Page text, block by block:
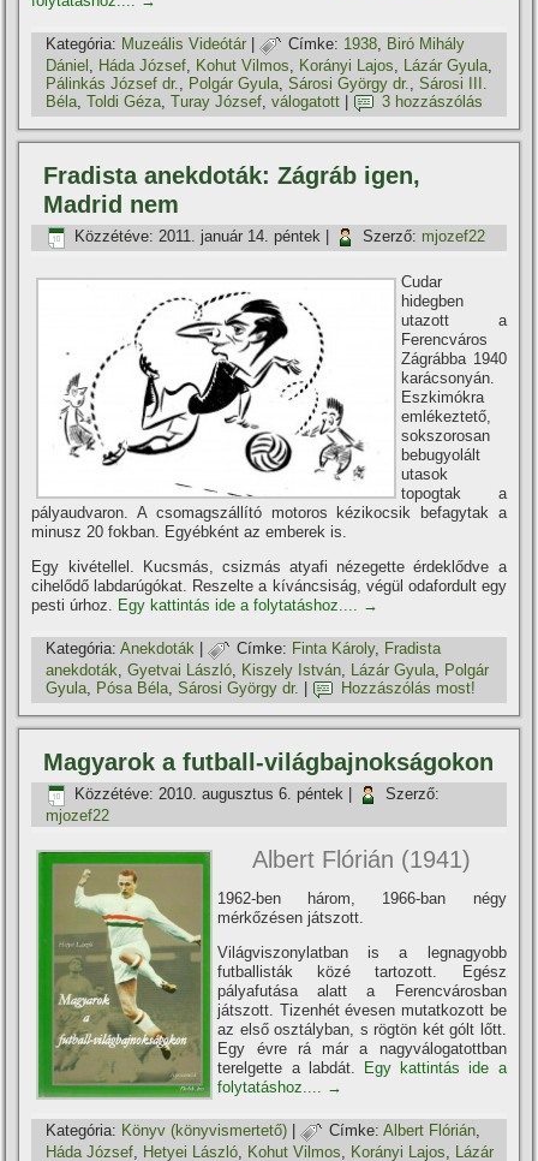
Kategória: Muzeális Videótár | Címke: 1938, Biró Mihály
Dániel , Háda József, Kohut Vilmos, Korányi Lajos, Lázár Gyula,
Pálinkás József dr., Polgár Gyula,Sárosi György dr.,Sárosi III.
Béla,Toldi Géza,Turay József,válogatott 3 hozzászólás
Fradista anekdoták: Zágráb igen,
Madrid nem
Közzétéve: 2011. január 14. péntek Szerző: mjozef22
Cudar
hidegben
utazott a
Ferencváros
Zágrábba 1940
karácsonyán.
Eszkimókra
emlékeztető,
sokszorosan
bebugyolált
utasok
topogtak a
pályaudvaron. A csomagszállí­tó motoros kézikocsik befagytak a
minusz 20 fokban. Egyébként az emberek is.
Egy kivétellel. Kucsmás, csizmás atyafi nézegette érdeklődve a
cihelődő labdarúgókat. Reszelte a kí­váncsiság, végül odafordult egy
pesti úrhoz. Egy kattintás ide a folytatáshoz.... →
Kategória: Anekdoták | Címke: Finta Károly, Fradista
anekdoták,Gyetvai László, Kiszely István, Lázár Gyula, Polgár
Gyula, Pósa Béla,Sárosi György dr. Hozzászólás most!
Magyarok a futball-világbajnokságokon
Közzétéve: 2010. augusztus 6. péntek
Szerző:
mjozef22
Albert Flórián (1941)
1962-ben három, 1966-ban négy
mérkőzésen játszott.
Világviszonylatban is a legnagyobb
futballisták közé tartozott. Egész
pályafutása alatt a Ferencvárosban
játszott. Tizenhét évesen mutatkozott be
az első osztályban, s rögtön két gólt lőtt.
Egy évre rá már a nagyválogatottban
terelgette a labdát.
Egy kattintás ide a
folytatáshoz.... →
Kategória: Könyv (könyvismertető) | Címke: Albert Flórián,
Háda József, Hetyei László, Kohut Vilmos, Korányi Lajos, Lázár